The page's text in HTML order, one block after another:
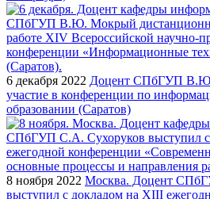
6 декабря 2022 Доцент СПбГУП
участие в конференции по
образовании (Саратов)
8 ноября 2022 Москва. Доцент
выступил с докладом на XIII